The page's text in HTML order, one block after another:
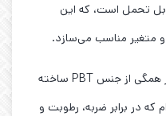
قابل تحمل است، که این
متغیر مناسب می‌سازد.
بدنه، صفحه حسگر و پایه این سنسور همگی از جنس PBT ساخته
که در برابر ضربه، رطوبت و